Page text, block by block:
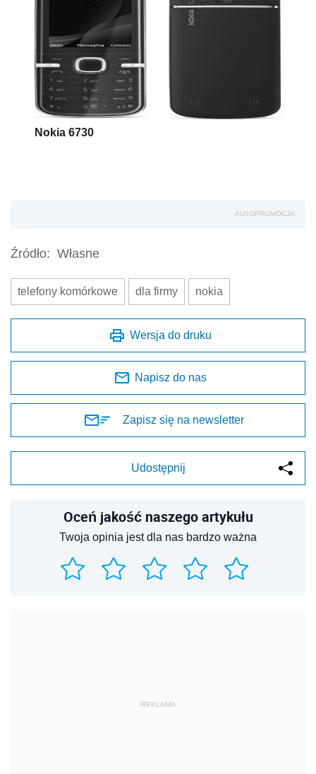
Nokia 6730
AUTOPROMOCJA
Źródło: Własne
telefony komórkowe dla firmy nokia
Wersja do druku
Napisz do nas
Zapisz się na newsletter
Udostępnij
Oceń jakość naszego artykułu
Twoja opinia jest dla nas bardzo ważna
REKLAMA